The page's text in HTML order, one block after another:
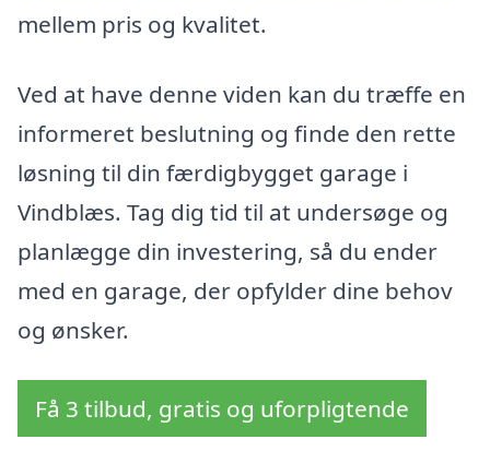
mellem pris og kvalitet.
Ved at have denne viden kan du træffe en
informeret beslutning og finde den rette
løsning til din færdigbygget garage i
Vindblæs. Tag dig tid til at undersøge og
planlægge din investering, så du ender
med en garage, der opfylder dine behov
og ønsker.
Få 3 tilbud, gratis og uforpligtende